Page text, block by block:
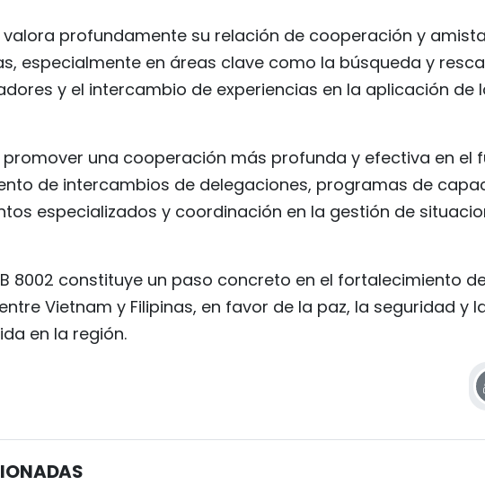
profundamente su relación de cooperación y
especialmente en áreas clave como la búsqueda y
y el intercambio de experiencias en la aplicación de
una cooperación más profunda y efectiva en el
de intercambios de delegaciones, programas de
especializados y coordinación en la gestión de
8002 constituye un paso concreto en el fortalecimiento
Vietnam y Filipinas, en favor de la paz, la seguridad y
en la región.